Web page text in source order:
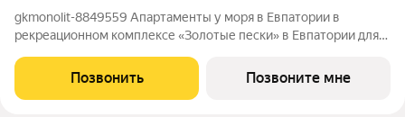
gkmonolit-8849559 Апартаменты у моря в Евпатории в
рекреационном комплексе «Золотые пески» в Евпатории для
ОГРАНИЧЕНО! Ввод в эксплуатацию - II кв. 2027 О
КОМПЛЕКСЕ. Комплекс апартаментов «Золотые пески» -
Позвонить Позвоните мне